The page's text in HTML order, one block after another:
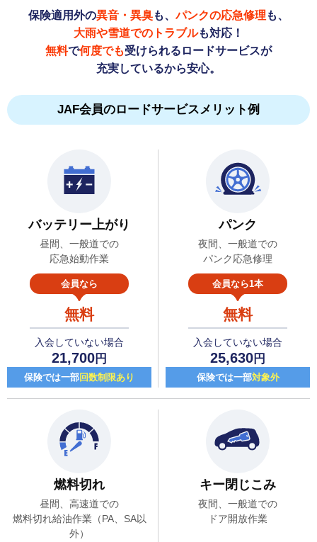
保険適用外の異音・異臭も、パンクの応急修理 も、
大雨や雪道でのトラブルも対応！
無料で何度でも受けられるロードサービスが
充実しているから安心。
JAF会員のロードサービスメリット例
バッテリー上がり
昼間、一般道での
応急始動作業
会員なら
無料
入会していない場合
21,700円
保険では一部回数制限あり
パンク
夜間、一般道での
パンク応急修理
会員なら1本
無料
入会していない場合
25,630円
保険では一部対象外
燃料切れ
昼間、高速道での
燃料切れ給油作業（PA、SA以
外）
キー閉じこみ
夜間、一般道での
ドア開放作業